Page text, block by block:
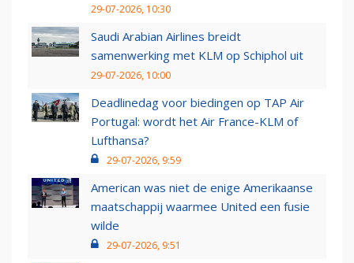
29-07-2026, 10:30
Saudi Arabian Airlines breidt
samenwerking met KLM op Schiphol uit
29-07-2026, 10:00
Deadlinedag voor biedingen op TAP Air
Portugal: wordt het Air France-KLM of
Lufthansa?
29-07-2026, 9:59
American was niet de enige Amerikaanse
maatschappij waarmee United een fusie
wilde
29-07-2026, 9:51